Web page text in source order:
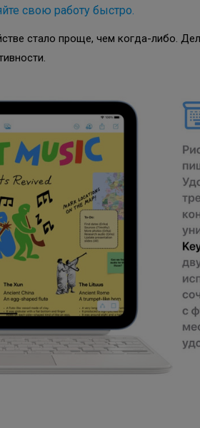
свою работу быстро.
стало проще, чем когда-либо.